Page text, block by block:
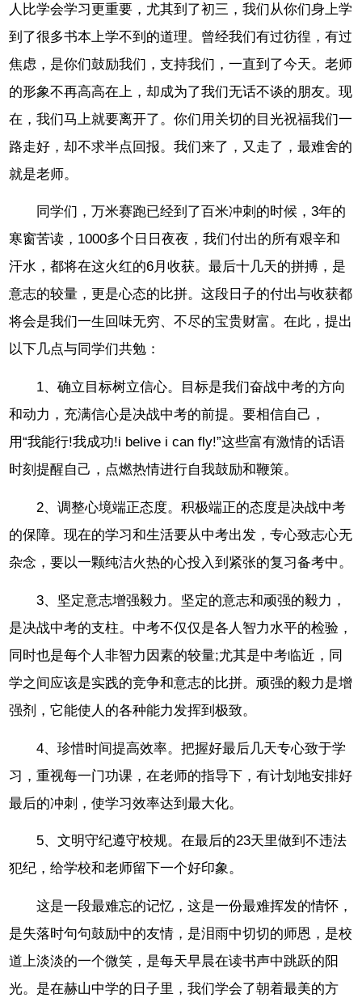
人比学会学习更重要，尤其到了初三，我们从你们身上学
到了很多书本上学不到的道理。曾经我们有过彷徨，有过
焦虑，是你们鼓励我们，支持我们，一直到了今天。老师
的形象不再高高在上，却成为了我们无话不谈的朋友。现
在，我们马上就要离开了。你们用关切的目光祝福我们一
路走好，却不求半点回报。我们来了，又走了，最难舍的
就是老师。
同学们，万米赛跑已经到了百米冲刺的时候，3年的
寒窗苦读，1000多个日日夜夜，我们付出的所有艰辛和
汗水，都将在这火红的6月收获。最后十几天的拼搏，是
意志的较量，更是心态的比拼。这段日子的付出与收获都
将会是我们一生回味无穷、不尽的宝贵财富。在此，提出
以下几点与同学们共勉：
1、确立目标树立信心。目标是我们奋战中考的方向
和动力，充满信心是决战中考的前提。要相信自己，
用“我能行!我成功!i belive i can fly!”这些富有激情的话语
时刻提醒自己，点燃热情进行自我鼓励和鞭策。
2、调整心境端正态度。积极端正的态度是决战中考
的保障。现在的学习和生活要从中考出发，专心致志心无
杂念，要以一颗纯洁火热的心投入到紧张的复习备考中。
3、坚定意志增强毅力。坚定的意志和顽强的毅力，
是决战中考的支柱。中考不仅仅是各人智力水平的检验，
同时也是每个人非智力因素的较量;尤其是中考临近，同
学之间应该是实践的竞争和意志的比拼。顽强的毅力是增
强剂，它能使人的各种能力发挥到极致。
4、珍惜时间提高效率。把握好最后几天专心致于学
习，重视每一门功课，在老师的指导下，有计划地安排好
最后的冲刺，使学习效率达到最大化。
5、文明守纪遵守校规。在最后的23天里做到不违法
犯纪，给学校和老师留下一个好印象。
这是一段最难忘的记忆，这是一份最难挥发的情怀，
是失落时句句鼓励中的友情，是泪雨中切切的师恩，是校
道上淡淡的一个微笑，是每天早晨在读书声中跳跃的阳
光。是在赫山中学的日子里，我们学会了朝着最美的方